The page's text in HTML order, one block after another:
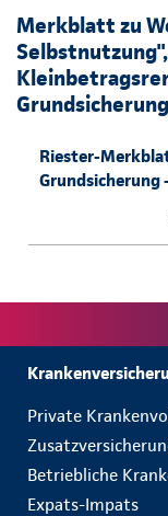
Merkblatt zu
Grundsicherung
Riester-
Grundsicherung
Private
Betriebliche
Expats-Impats